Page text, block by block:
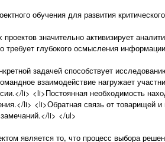
обучения для развития
значительно активизирует
требует глубокого осмысления
задачей способствует
взаимодействие нагружает
li> <li>Постоянная необходимость
li> <li>Обратная связь от товарищей
li> </ul>
является то, что процесс выбора